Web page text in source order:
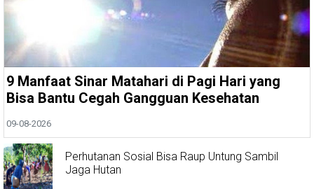
9 Manfaat Sinar Matahari di Pagi Hari yang
Bisa Bantu Cegah Gangguan Kesehatan
09-08-2026
Perhutanan Sosial Bisa Raup Untung Sambil
Jaga Hutan